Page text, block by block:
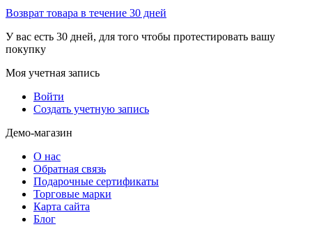
Возврат товара в течение 30 дней
У вас есть 30 дней, для того чтобы протестировать вашу
покупку
Моя учетная запись
Войти
Создать учетную запись
Демо-магазин
О нас
Обратная связь
Подарочные сертификаты
Торговые марки
Карта сайта
Блог